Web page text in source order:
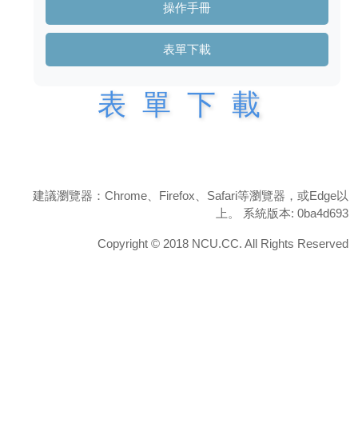
操作手冊
表單下載
表單下載
建議瀏覽器：Chrome、Firefox、Safari等瀏覽器，或Edge以
上。 系統版本: 0ba4d693
Copyright © 2018 NCU.CC. All Rights Reserved